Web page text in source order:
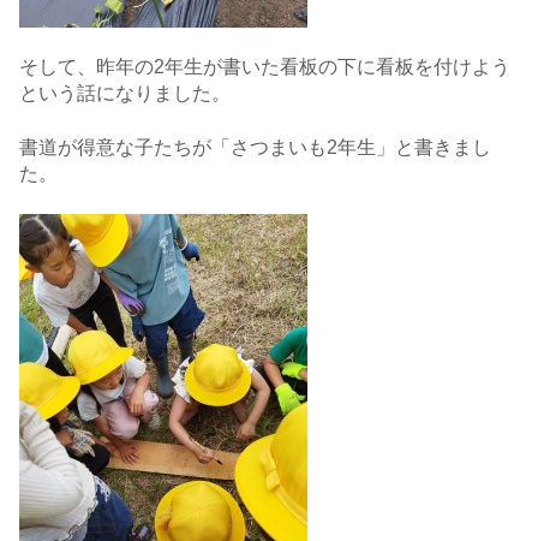
そして、昨年の2年生が書いた看板の下に看板を付けよう
という話になりました。
書道が得意な子たちが「さつまいも2年生」と書きまし
た。